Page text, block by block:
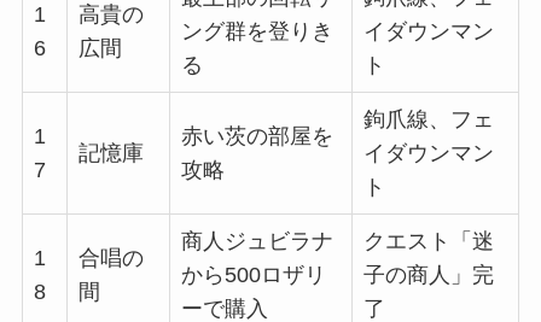
1
6
高貴の
広間
ング群を登りき
る
イダウンマン
ト
1
7
記憶庫
赤い茨の部屋を
攻略
鉤爪線、フェ
イダウンマン
ト
1
8
合唱の
間
商人ジュビラナ
から500ロザリ
ーで購入
クエスト「迷
子の商人」完
了